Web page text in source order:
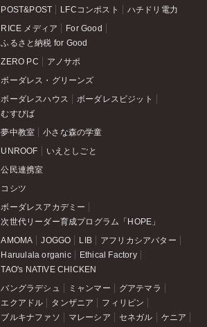
POST&POST LFCコンポスト ハチドリ電力
RICE メディア
For Good
ふるさと納税 for Good
ZERO PC アノサポ
ボーダレス・グリーンズ
ボーダレスハウス
ボーダレスビジット
むすびば
夢中教室 小さな森の学童
UNROOF いえとしごと
公民連携室
コシツ
ボーダレスアカデミー
次世代リーダー育成プログラム「HOPE」
AMOMA JOGGO LIB
アフリカシアバター
Haruulala organic
Ethical Factory
TAO's NATIVE CHICKEN
バングラデシュ ミャンマー
グアテマラ
エクアドル
タンザニア
フィリピン
ブルキナファソ
マレーシア セネガル ケニア